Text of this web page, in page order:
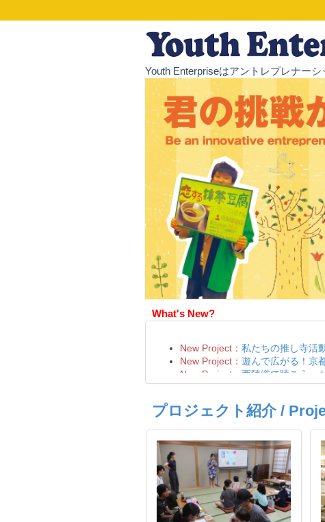
Youth Enterpriseはアントレプレナー
What's New?
プロジェクト紹介 /